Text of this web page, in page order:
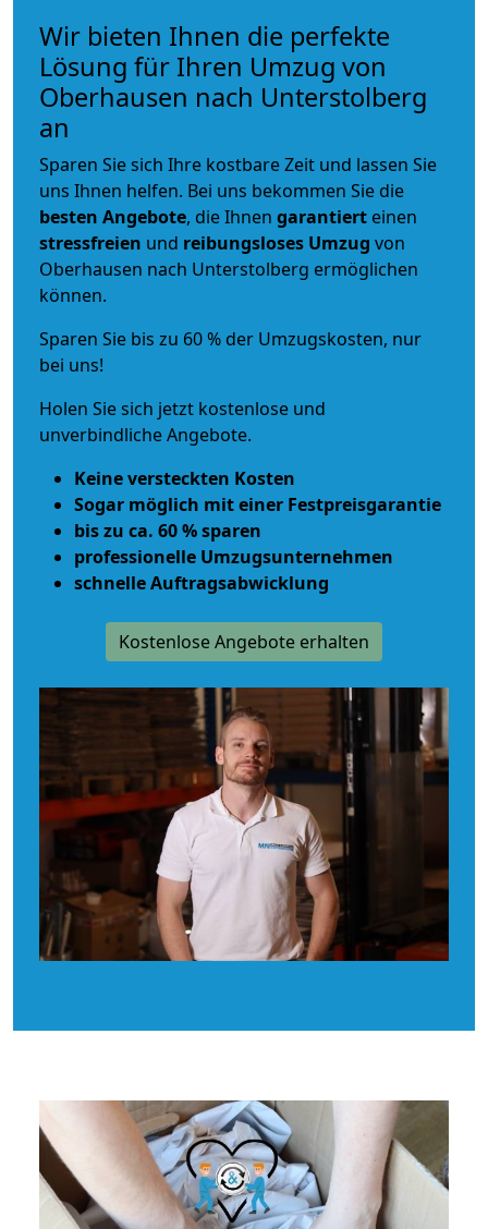
Wir bieten Ihnen die perfekte
Lösung für Ihren Umzug von
Oberhausen nach Unterstolberg
an
Sparen Sie sich Ihre kostbare Zeit und lassen Sie
uns Ihnen helfen. Bei uns bekommen Sie die
besten Angebote, die Ihnen garantiert einen
stressfreien und reibungsloses Umzug von
Oberhausen nach Unterstolberg ermöglichen
können.
Sparen Sie bis zu 60 % der Umzugskosten, nur
bei uns!
Holen Sie sich jetzt kostenlose und
unverbindliche Angebote.
Keine versteckten Kosten
Sogar möglich mit einer Festpreisgarantie
bis zu ca. 60 % sparen
professionelle Umzugsunternehmen
schnelle Auftragsabwicklung
Kostenlose Angebote erhalten